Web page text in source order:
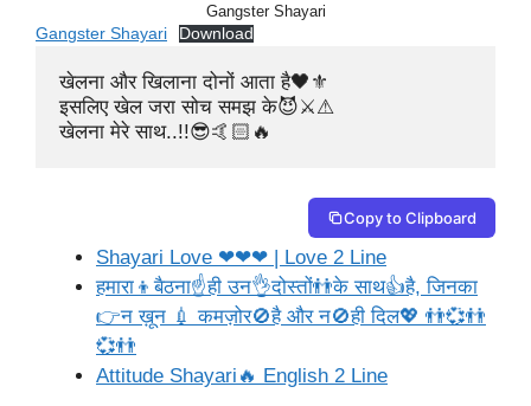
Gangster Shayari
Gangster Shayari
Download
खेलना और खिलाना दोनों आता है🖤⚜️
इसलिए खेल जरा सोच समझ के😈⚔️⚠
खेलना मेरे साथ..!!😎🤙🏻🔥
Copy to Clipboard
Shayari Love ❤❤❤ | Love 2 Line
हमारा👦बैठना☝ही उन👌दोस्तों👬के साथ👍है, जिनका
👉न ख़ून 💉 कमज़ोर🚫है और न🚫ही दिल💖 👬💞👬
💞👬
Attitude Shayari🔥 English 2 Line